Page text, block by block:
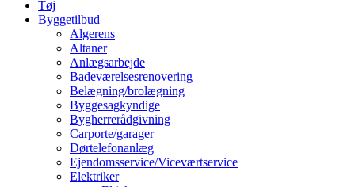
Tøj
Byggetilbud
Algerens
Altaner
Anlægsarbejde
Badeværelsesrenovering
Belægning/brolægning
Byggesagkyndige
Bygherrerådgivning
Carporte/garager
Dørtelefonanlæg
Ejendomsservice/Viceværtservice
Elektriker